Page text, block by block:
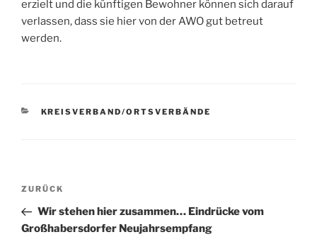
erzielt und die künftigen Bewohner können sich darauf
verlassen, dass sie hier von der AWO gut betreut
werden.
KATEGORIEN
KREISVERBAND/ORTSVERBÄNDE
Beitragsnavigation
Vorheriger
Beitrag
ZURÜCK
Wir stehen hier zusammen… Eindrücke vom
Großhabersdorfer Neujahrsempfang